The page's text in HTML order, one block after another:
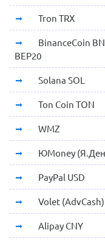
Tron TRX
BinanceCoin
BEP20
Solana SOL
Ton Coin TON
WMZ
ЮMoney
PayPal USD
Volet (AdvCash)
Alipay CNY